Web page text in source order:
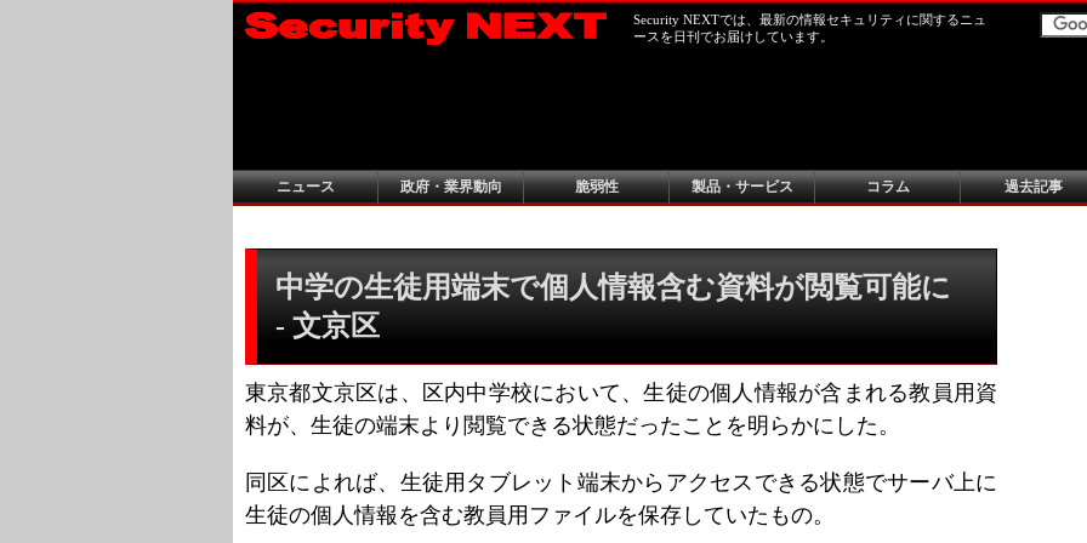
Security NEXTでは、最新の情報セキュリティに関するニュ
ースを日刊でお届けしています。
ニュース 政府・業界動向 脆弱性 製品・サービス コラム 過去記事
中学の生徒用端末で個人情報含む資料が閲覧可能に
- 文京区
東京都文京区は、区内中学校において、生徒の個人情報が含まれる教員用資
料が、生徒の端末より閲覧できる状態だったことを明らかにした。
同区によれば、生徒用タブレット端末からアクセスできる状態でサーバ上に
生徒の個人情報を含む教員用ファイルを保存していたもの。